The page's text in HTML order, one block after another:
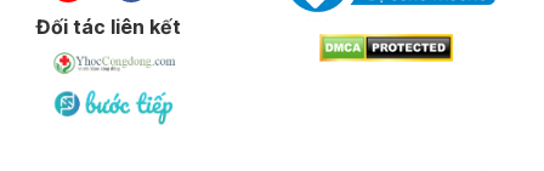
Đối tác liên kết